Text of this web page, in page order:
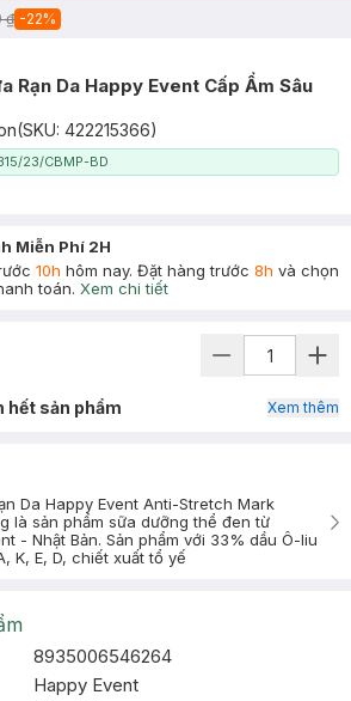
₫ -22%
Rạn Da Happy Event Cấp Ẩm Sâu
(SKU: 422215366)
23/CBMP-BD
Miễn Phí 2H
10h hôm nay. Đặt hàng trước 8h và chọn
toán. Xem chi tiết
hết sản phẩm Xem thêm
Da Happy Event Anti-Stretch Mark
là sản phẩm sữa dưỡng thể đen từ
- Nhật Bản. Sản phẩm với 33% dầu Ô-liu
K, E, D, chiết xuất tổ yế
8935006546264
Happy Event